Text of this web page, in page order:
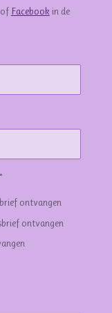
of Facebook in de
ontvangen
ontvangen